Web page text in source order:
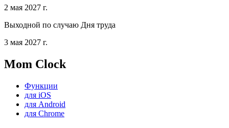
2 мая 2027 г.
Выходной по случаю Дня труда
3 мая 2027 г.
Mom Clock
Функции
для iOS
для Android
для Chrome